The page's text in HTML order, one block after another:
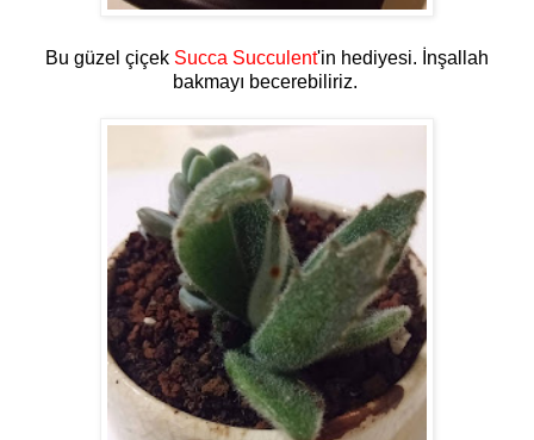
Bu güzel çiçek Succa Succulent'in hediyesi. İnşallah
bakmayı becerebiliriz.